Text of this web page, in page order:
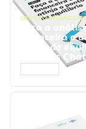
GESTÃO
Faça a
financeira e
ponto de
Prompts